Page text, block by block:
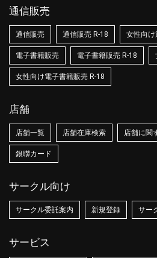
通信販売
通信販売 通信販売 R-18 女性向け
電子書籍販売 電子書籍販売 R-18
女性向け電子書籍販売 R-18
店舗
店舗一覧 店舗在庫検索 店舗に関
銀聯カード
サークル向け
サークル委託案内 新規登録 サー
サービス